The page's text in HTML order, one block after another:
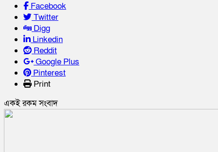
Facebook
Twitter
Digg
Linkedin
Reddit
Google Plus
Pinterest
Print
একই রকম সংবাদ